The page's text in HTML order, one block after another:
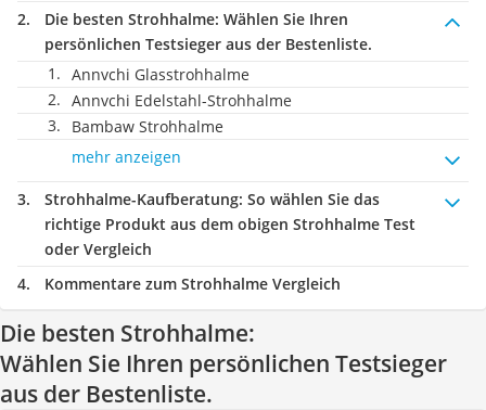
Die besten Strohhalme: Wählen Sie Ihren
persönlichen Testsieger aus der Bestenliste.
Annvchi Glasstrohhalme
Annvchi Edelstahl-Strohhalme
Bambaw Strohhalme
mehr anzeigen
Strohhalme-Kaufberatung: So wählen Sie das
richtige Produkt aus dem obigen Strohhalme Test
oder Vergleich
Kommentare zum Strohhalme Vergleich
Die besten Strohhalme:
Wählen Sie Ihren persönlichen Testsieger
aus der Bestenliste.